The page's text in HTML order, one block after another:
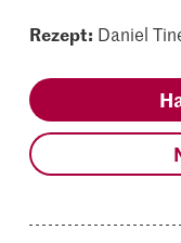
Rezept: Daniel